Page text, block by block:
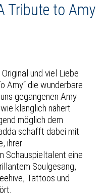
Tribute to Amy
und viel Liebe
Amy“ die wunderbare
gegangenen Amy
klanglich nähert
möglich dem
schafft dabei mit
ihrer
Schauspieltalent eine
Soulgesang,
Tattoos und